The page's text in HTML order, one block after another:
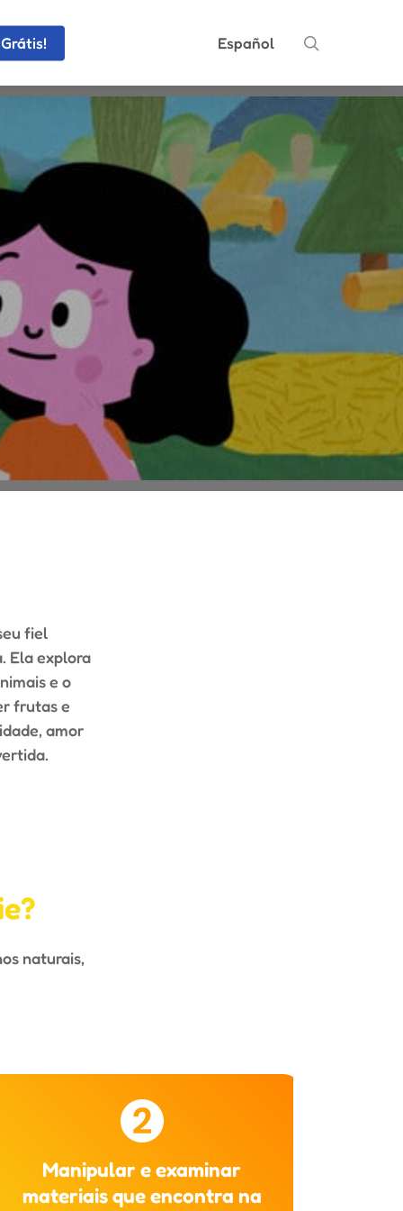
Español
fiel
Ela explora
e o
frutas e
amor
naturais,
Manipular e examinar
materiais que encontra na